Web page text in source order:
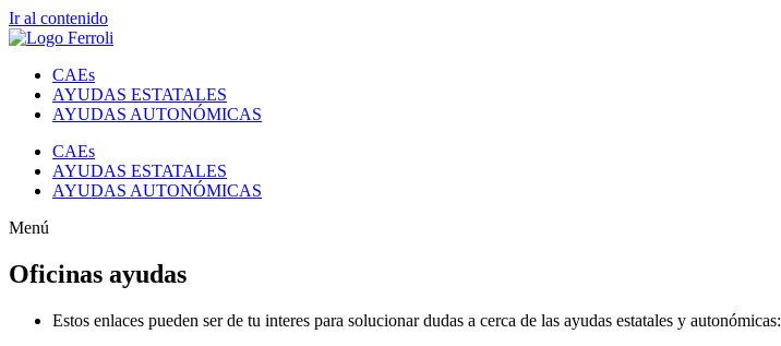
Ir al contenido
CAEs
AYUDAS ESTATALES
AYUDAS AUTONÓMICAS
CAEs
AYUDAS ESTATALES
AYUDAS AUTONÓMICAS
Menú
Oficinas ayudas
Estos enlaces pueden ser de tu interes para solucionar dudas a cerca de las ayudas estatales y autonómicas: